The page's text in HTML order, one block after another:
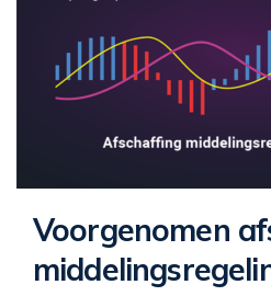
Voorgenomen